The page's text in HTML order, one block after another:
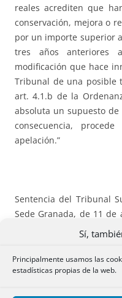
Sí,
Principalmente usamos las
estadísticas propias de la web.
reales acrediten que
conservación, mejora o
por un importe superior
tres años anteriores
modificación que hace
Tribunal de una posible
art. 4.1.b de la
absoluta un supuesto de
consecuencia,
apelación.”
Sentencia del Tribunal
Sede Granada, de 11 de
El artículo 135 de la
los escritos hasta las
vencimiento del plazo